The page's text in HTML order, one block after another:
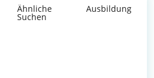
Ähnliche
Suchen
Ausbildung